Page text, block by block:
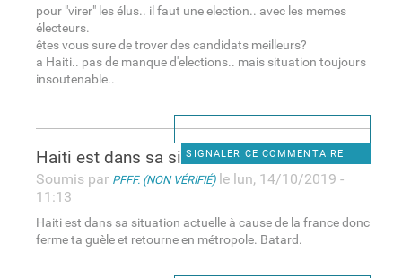
pour "virer" les élus.. il faut une election.. avec les memes
électeurs.
êtes vous sure de trover des candidats meilleurs?
a Haiti.. pas de manque d'elections.. mais situation toujours
insoutenable..
SIGNALER CE COMMENTAIRE
Haiti est dans sa situation
Soumis par PFFF. (NON VÉRIFIÉ)le lun, 14/10/2019 -
11:13
Haiti est dans sa situation actuelle à cause de la france donc
ferme ta guèle et retourne en métropole. Batard.